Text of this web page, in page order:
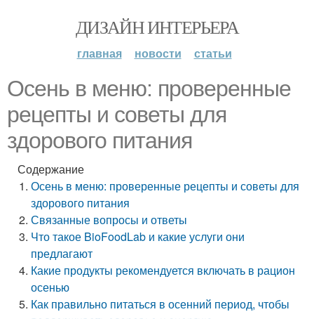
ДИЗАЙН ИНТЕРЬЕРА
главная новости статьи
Осень в меню: проверенные
рецепты и советы для
здорового питания
Содержание
Осень в меню: проверенные рецепты и советы для
здорового питания
Связанные вопросы и ответы
Что такое BioFoodLab и какие услуги они
предлагают
Какие продукты рекомендуется включать в рацион
осенью
Как правильно питаться в осенний период, чтобы